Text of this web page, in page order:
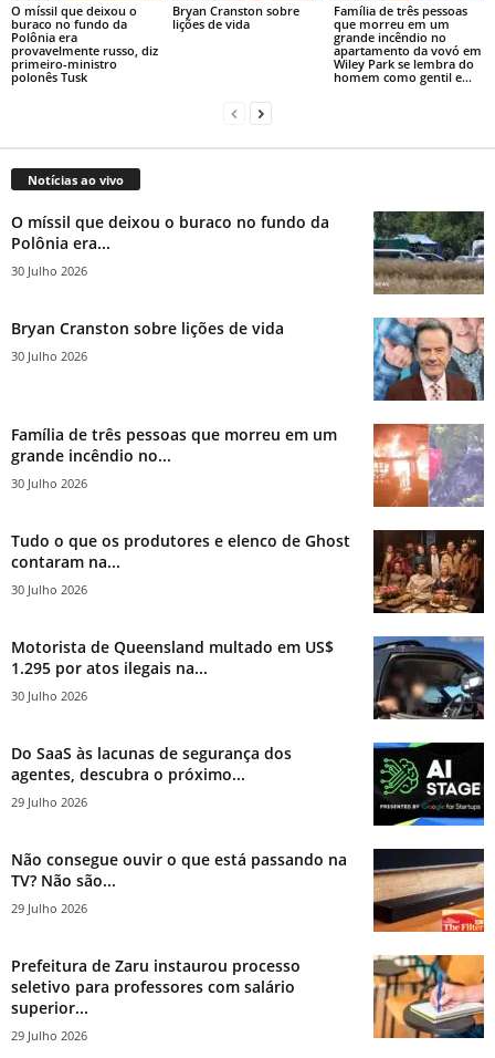
O míssil que deixou o
buraco no fundo da
Polônia era
provavelmente russo, diz
primeiro-ministro
polonês Tusk
Bryan Cranston sobre
lições de vida
Família de três pessoas
que morreu em um
grande incêndio no
apartamento da vovó em
Wiley Park se lembra do
homem como gentil e...
Notícias ao vivo
O míssil que deixou o buraco no fundo da
Polônia era...
30 Julho 2026
Bryan Cranston sobre lições de vida
30 Julho 2026
Família de três pessoas que morreu em um
grande incêndio no...
30 Julho 2026
Tudo o que os produtores e elenco de Ghost
contaram na...
30 Julho 2026
Motorista de Queensland multado em US$
1.295 por atos ilegais na...
30 Julho 2026
Do SaaS às lacunas de segurança dos
agentes, descubra o próximo...
29 Julho 2026
Não consegue ouvir o que está passando na
TV? Não são...
29 Julho 2026
Prefeitura de Zaru instaurou processo
seletivo para professores com salário
superior...
29 Julho 2026